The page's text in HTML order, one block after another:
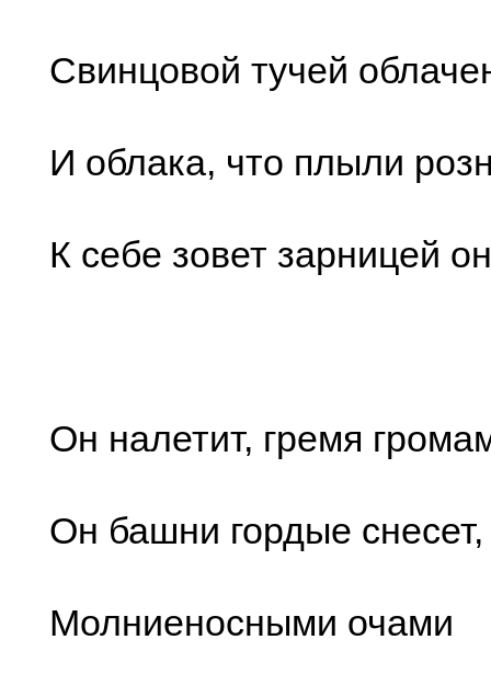
Свинцовой тучей
И облака, что плыли
К себе зовет зарницей
Он налетит, гремя
Он башни гордые снесет,
Молниеносными очами